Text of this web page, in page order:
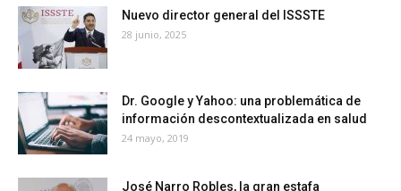
Nuevo director general del ISSSTE
28 junio, 2025
Dr. Google y Yahoo: una problemática de
información descontextualizada en salud
24 mayo, 2019
José Narro Robles, la gran estafa